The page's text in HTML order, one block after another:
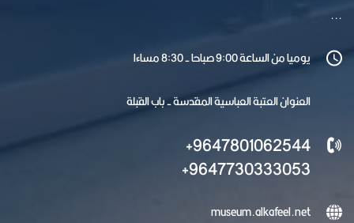
...
يوميا من الساعة 9:00 صباحا - 8:30 مساءا
العنوان العتبة العباسية المقدسة - باب القبلة
9647801062544+
9647730333053+
museum.alkafeel.net